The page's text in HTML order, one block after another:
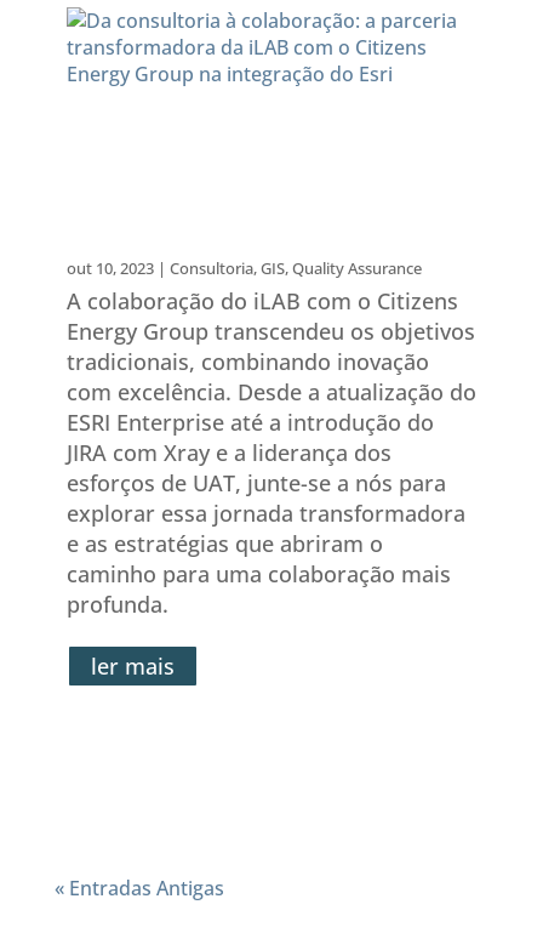
out 10, 2023| Consultoria,GIS,Quality Assurance
A colaboração do iLAB com o Citizens
Energy Group transcendeu os objetivos
tradicionais, combinando inovação
com excelência. Desde a atualização do
ESRI Enterprise até a introdução do
JIRA com Xray e a liderança dos
esforços de UAT, junte-se a nós para
explorar essa jornada transformadora
e as estratégias que abriram o
caminho para uma colaboração mais
profunda.
ler mais
« Entradas Antigas